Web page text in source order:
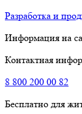
Разработка и
Информация на
Контактная
8 800 200 00 82
Бесплатно для